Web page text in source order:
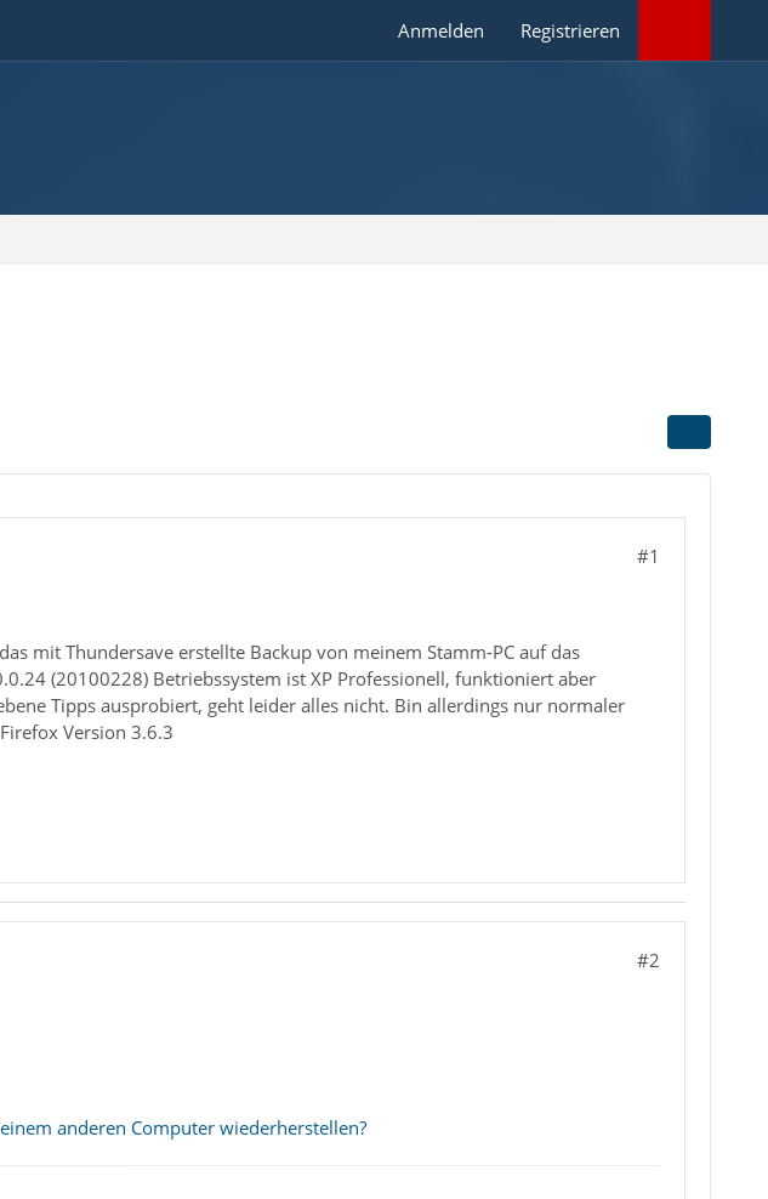
Anmelden Registrieren
#1
mit Thundersave erstellte Backup von meinem Stamm-PC auf das
(20100228) Betriebssystem ist XP Professionell, funktioniert aber
Tipps ausprobiert, geht leider alles nicht. Bin allerdings nur normaler
Version 3.6.3
#2
anderen Computer wiederherstellen?